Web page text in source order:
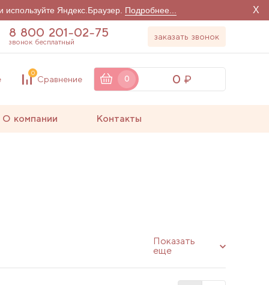
Яндекс.Браузер. Подробнее... X
8 800 201-02-75
звонок бесплатный
заказать звонок
Сравнение
0
0 0
О компании Контакты
Показать
еще